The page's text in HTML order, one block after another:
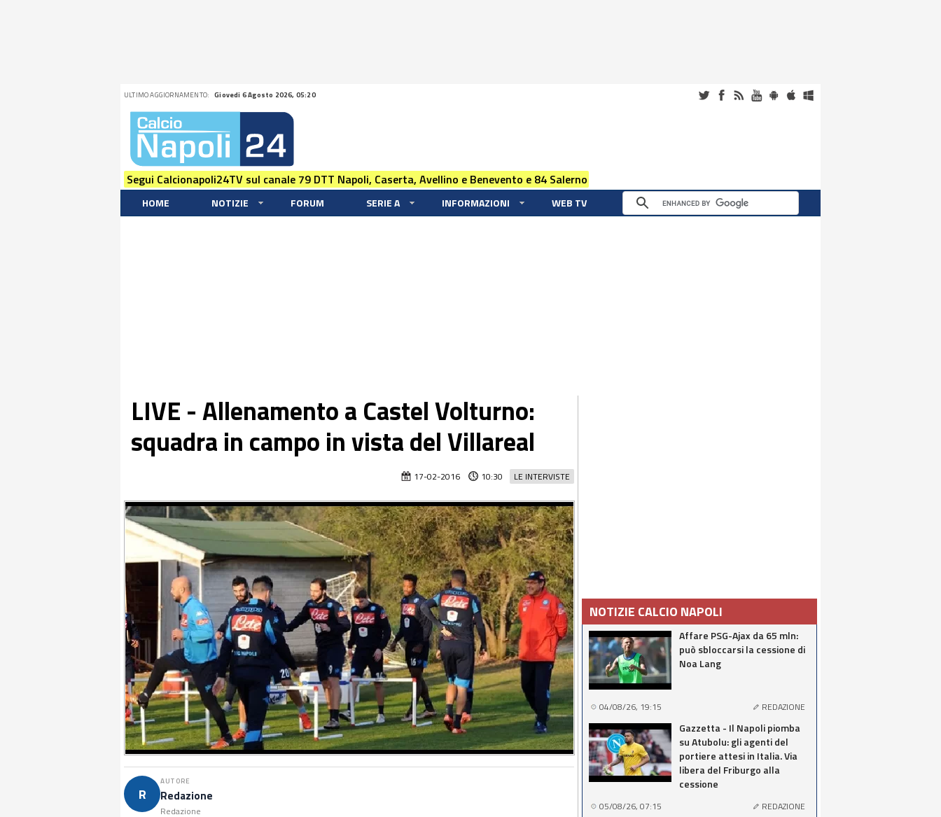
ULTIMO AGGIORNAMENTO: Giovedi 6 Agosto 2026, 05:20
Segui Calcionapoli24TV sul canale 79 DTT Napoli, Caserta, Avellino e Benevento e 84 Salerno
HOME NOTIZIE FORUM SERIE A INFORMAZIONI WEB TV
LIVE - Allenamento a Castel Volturno:
squadra in campo in vista del Villareal
LE INTERVISTE
17-02-2016 10:30
R
AUTORE
Redazione
Redazione
NOTIZIE CALCIO NAPOLI
Affare PSG-Ajax da 65 mln:
può sbloccarsi la cessione di
Noa Lang
04/08/26, 19:15 REDAZIONE
Gazzetta - Il Napoli piomba
su Atubolu: gli agenti del
portiere attesi in Italia. Via
libera del Friburgo alla
cessione
05/08/26, 07:15 REDAZIONE